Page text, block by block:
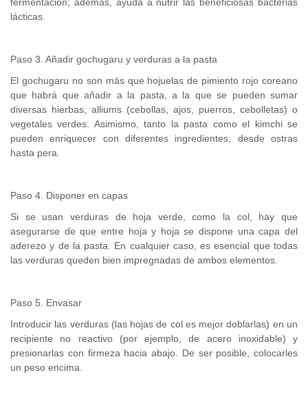
lácticas.
Paso 3. Añadir gochugaru y verduras a la pasta
El gochugaru no son más que hojuelas de pimiento rojo coreano
que habrá que añadir a la pasta, a la que se pueden sumar
diversas hierbas, alliums (cebollas, ajos, puerros, cebolletas) o
vegetales verdes. Asimismo, tanto la pasta como el kimchi se
pueden enriquecer con diferentes ingredientes, desde ostras
hasta pera.
Paso 4. Disponer en capas
Si se usan verduras de hoja verde, como la col, hay que
asegurarse de que entre hoja y hoja se dispone una capa del
aderezo y de la pasta. En cualquier caso, es esencial que todas
las verduras queden bien impregnadas de ambos elementos.
Paso 5. Envasar
Introducir las verduras (las hojas de col es mejor doblarlas) en un
recipiente no reactivo (por ejemplo, de acero inoxidable) y
presionarlas con firmeza hacia abajo. De ser posible, colocarles
un peso encima.